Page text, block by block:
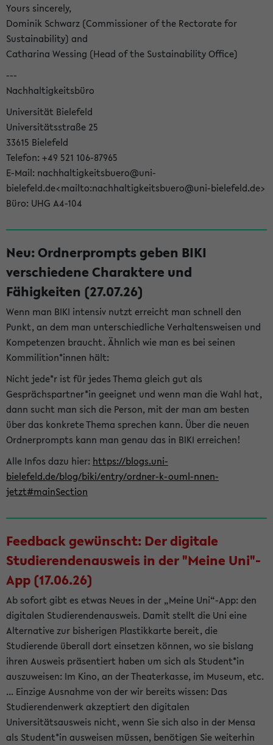
Yours sincerely,
Dominik Schwarz (Commissioner of the Rectorate for
Sustainability) and
Catharina Wessing (Head of the Sustainability Office)
---
Nachhaltigkeitsbüro
Universität Bielefeld
Universitätsstraße 25
33615 Bielefeld
Telefon: +49 521 106-87965
E-Mail: nachhaltigkeitsbuero@uni-
bielefeld.de<mailto:nachhaltigkeitsbuero@uni-bielefeld.de>
Büro: UHG A4-104
Neu: Ordnerprompts geben BIKI
verschiedene Charaktere und
Fähigkeiten (27.07.26)
Wenn man BIKI intensiv nutzt erreicht man schnell den
Punkt, an dem man unterschiedliche Verhaltensweisen und
Kompetenzen braucht. Ähnlich wie man es bei seinen
Kommilition*innen hält:
Nicht jede*r ist für jedes Thema gleich gut als
Gesprächspartner*in geeignet und wenn man die Wahl hat,
dann sucht man sich die Person, mit der man am besten
über das konkrete Thema sprechen kann. Über die neuen
Ordnerprompts kann man genau das in BIKI erreichen!
Alle Infos dazu hier: https://blogs.uni-
bielefeld.de/blog/biki/entry/ordner-k-ouml-nnen-
jetzt#mainSection
Feedback gewünscht: Der digitale
Studierendenausweis in der "Meine Uni"-
App (17.06.26)
Ab sofort gibt es etwas Neues in der „Meine Uni“-App: den
digitalen Studierendenausweis. Damit stellt die Uni eine
Alternative zur bisherigen Plastikkarte bereit, die
Studierende überall dort einsetzen können, wo sie bislang
ihren Ausweis präsentiert haben um sich als Student*in
auszuweisen: Im Kino, an der Theaterkasse, im Museum, etc.
... Einzige Ausnahme von der wir bereits wissen: Das
Studierendenwerk akzeptiert den digitalen
Universitätsausweis nicht, wenn Sie sich also in der Mensa
als Student*in ausweisen müssen, benötigen Sie weiterhin